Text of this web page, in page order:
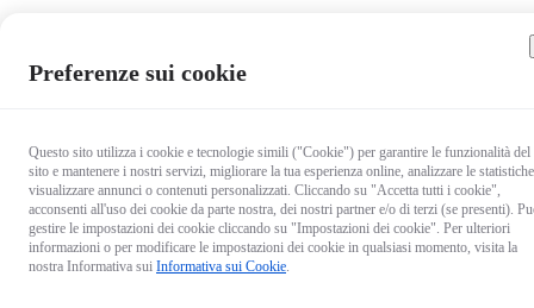
Preferenze sui cookie
Questo sito utilizza i cookie e tecnologie simili ("Cookie") per garantire le funzionalità del
sito e mantenere i nostri servizi, migliorare la tua esperienza online, analizzare le
visualizzare annunci o contenuti personalizzati. Cliccando su "Accetta tutti i cookie",
acconsenti all'uso dei cookie da parte nostra, dei nostri partner e/o di terzi (se presenti).
gestire le impostazioni dei cookie cliccando su "Impostazioni dei cookie". Per ulteriori
informazioni o per modificare le impostazioni dei cookie in qualsiasi momento, visita la
nostra Informativa sui Informativa sui Cookie.